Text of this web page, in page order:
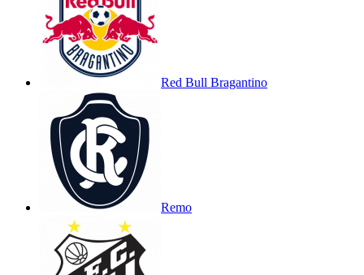
Red Bull Bragantino
Remo